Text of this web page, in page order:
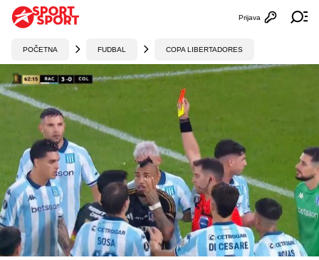
Otvori
Prijava
POČETNA FUDBAL COPA LIBERTADORES